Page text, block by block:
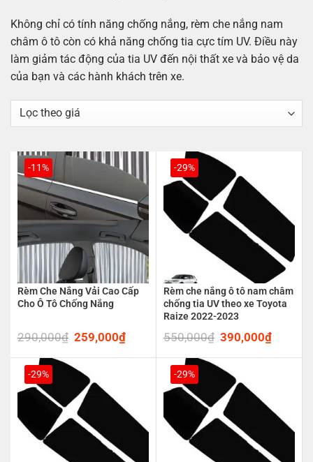
Không chỉ có tính năng chống nắng, rèm che nắng nam
châm ô tô còn có khả năng chống tia cực tím UV. Điều này
làm giảm tác động của tia UV đến nội thất xe và bảo vệ da
của bạn và các hành khách trên xe.
-11%
Rèm Che Nắng Vải Cao Cấp
Cho Ô Tô Chống Nắng
290,000₫ Original
was:
290,000₫.
259,000₫Current
is:
259,000₫.
-29%
Rèm che nắng ô tô nam châm
chống tia UV theo xe Toyota
Raize 2022-2023
550,000₫ Original
was:
550,000₫.
390,000₫Current
is:
-29% -29%